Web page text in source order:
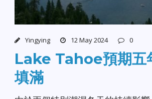
Yingying 12 May 2024 0
Lake Tahoe預期五
填滿